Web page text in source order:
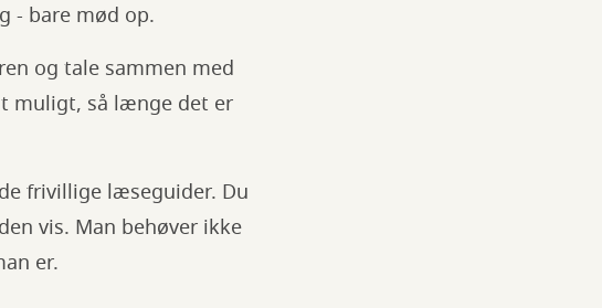
- bare mød op.
og tale sammen med
muligt, så længe det er
frivillige læseguider. Du
vis. Man behøver ikke
er.